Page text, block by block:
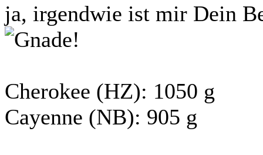
ja, irgendwie ist mir Dein
!
Cherokee (HZ): 1050 g
Cayenne (NB): 905 g